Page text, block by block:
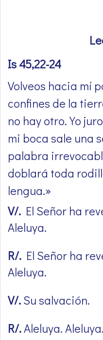
Is 45,22-24
Volveos hacia mí
confines de la
no hay otro. Yo
mi boca sale una
palabra
doblará toda
lengua.»
V/. El Señor ha
Aleluya.
R/. El Señor ha
Aleluya.
V/.Su salvación.
R/.Aleluya. Aleluya.